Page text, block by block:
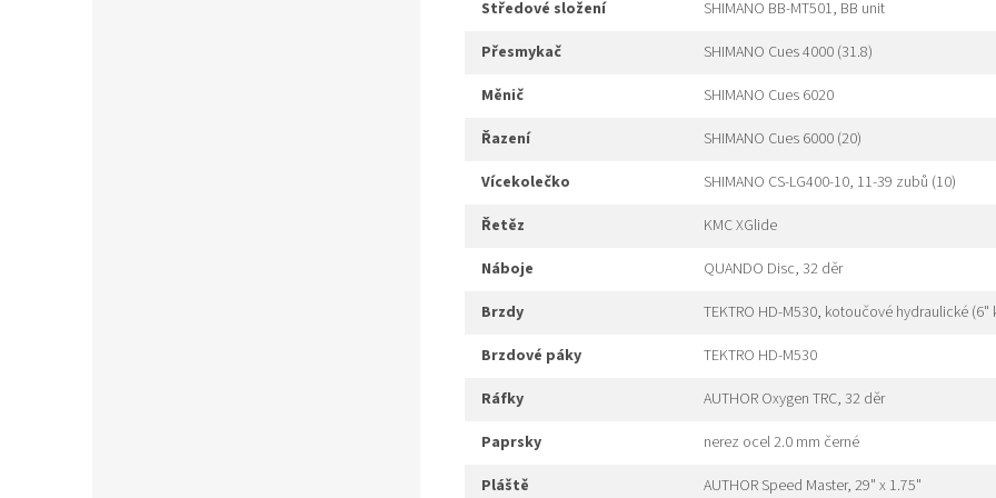
středové složení
SHIMANO BB-MT501, BB unit
přesmykač
SHIMANO Cues 4000 (31.8)
měnič
SHIMANO Cues 6020
řazení
SHIMANO Cues 6000 (20)
vícekolečko
SHIMANO CS-LG400-10, 11-39 zubů (10)
řetěz
KMC XGlide
náboje
QUANDO Disc, 32 děr
brzdy
TEKTRO HD-M530, kotoučové hydraulické (6"
brzdové páky
TEKTRO HD-M530
ráfky
AUTHOR Oxygen TRC, 32 děr
paprsky
nerez ocel 2.0 mm černé
pláště
AUTHOR Speed Master, 29" x 1.75"